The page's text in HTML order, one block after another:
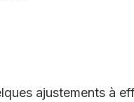
ajustements à